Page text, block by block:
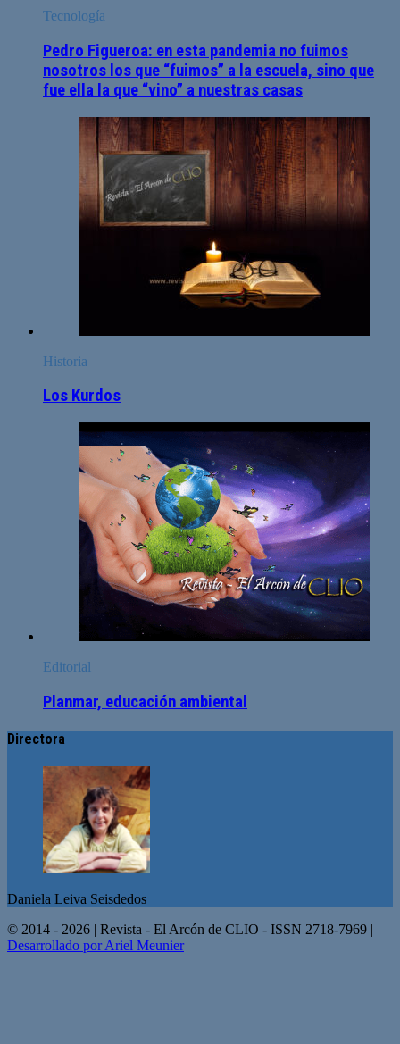
Tecnología
Pedro Figueroa: en esta pandemia no fuimos
nosotros los que “fuimos” a la escuela, sino que
fue ella la que “vino” a nuestras casas
Historia
Los Kurdos
Editorial
Planmar, educación ambiental
Directora
Daniela Leiva Seisdedos
© 2014 - 2026 | Revista - El Arcón de CLIO - ISSN 2718-7969 |
Desarrollado por Ariel Meunier